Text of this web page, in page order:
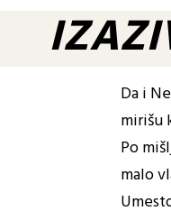
Da i
mirišu
Po
malo